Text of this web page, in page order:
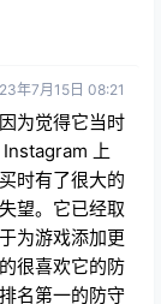
为这项运动的
而，我们觉得
们启动了这个
，也欢迎通过
前推出以来，
心等待，我
非常感谢您的